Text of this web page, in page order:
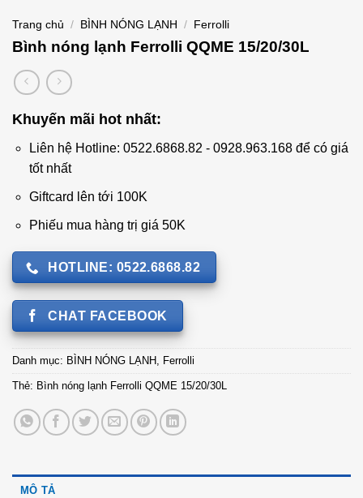
Trang chủ / BÌNH NÓNG LẠNH / Ferrolli
Bình nóng lạnh Ferrolli QQME 15/20/30L
Khuyến mãi hot nhất:
Liên hệ Hotline: 0522.6868.82 - 0928.963.168 để có giá
tốt nhất
Giftcard lên tới 100K
Phiếu mua hàng trị giá 50K
HOTLINE: 0522.6868.82
CHAT FACEBOOK
Danh mục: BÌNH NÓNG LẠNH, Ferrolli
Thẻ: Bình nóng lạnh Ferrolli QQME 15/20/30L
MÔ TẢ